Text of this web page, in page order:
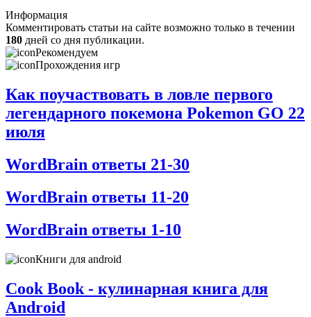
Информация
Комментировать статьи на сайте возможно только в течении
180 дней со дня публикации.
Рекомендуем
Прохождения игр
Как поучаствовать в ловле первого
легендарного покемона Pokemon GO 22
июля
WordBrain ответы 21-30
WordBrain ответы 11-20
WordBrain ответы 1-10
Книги для android
Cook Book - кулинарная книга для
Android